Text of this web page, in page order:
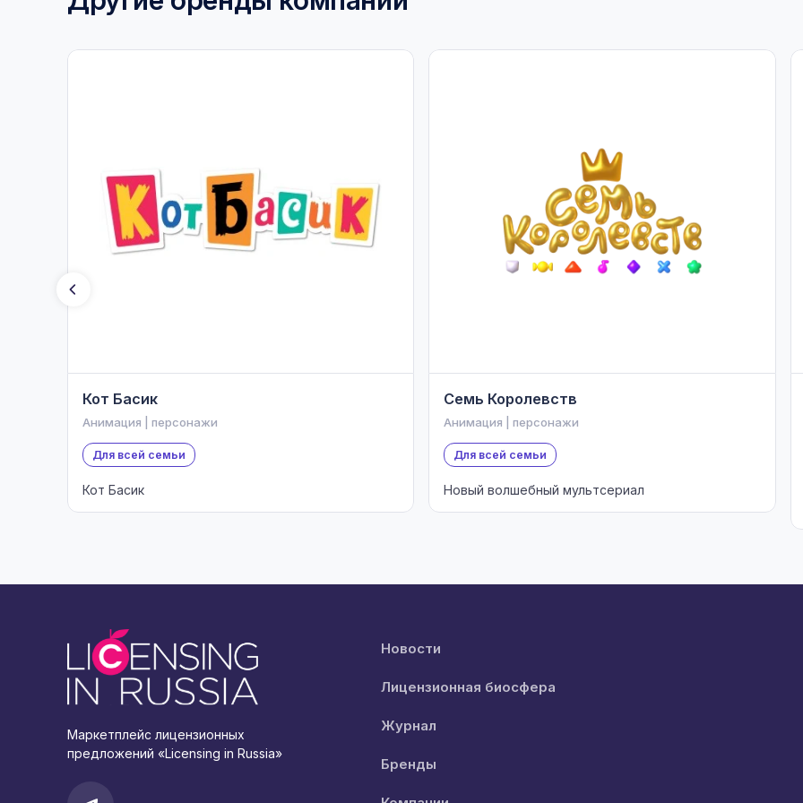
Кот Басик
Анимация | персонажи
Для всей семьи
Кот Басик
Семь Королевств
Анимация | персонажи
Для всей семьи
Новый волшебный мультсериал
Маркетплейс лицензионных
предложений «Licensing in Russia»
Новости
Лицензионная биосфера
Журнал
Бренды